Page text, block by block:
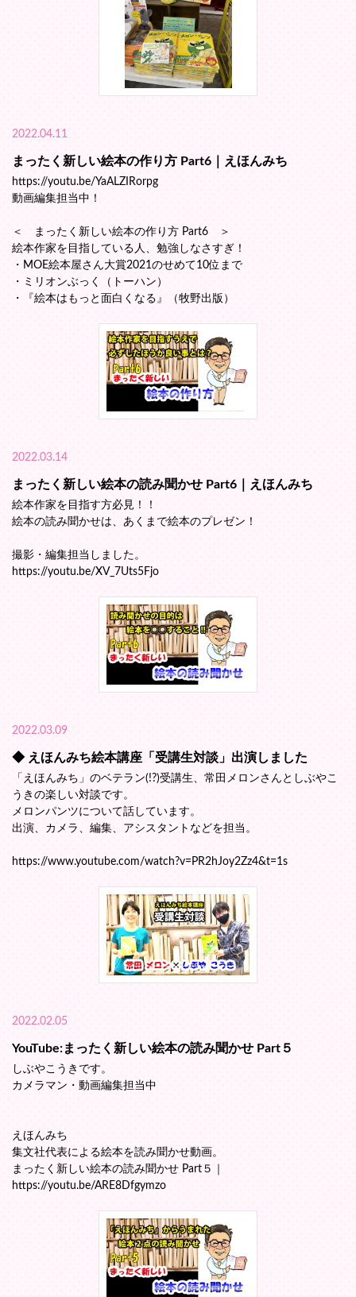
2022.04.11
まったく新しい絵本の作り方 Part6｜えほんみち
https://youtu.be/YaALZIRorpg
動画編集担当中！
＜ まったく新しい絵本の作り方 Part6 ＞
絵本作家を目指している人、勉強しなさすぎ！
・MOE絵本屋さん大賞2021のせめて10位まで
・ミリオンぶっく（トーハン）
・『絵本はもっと面白くなる』（牧野出版）
2022.03.14
まったく新しい絵本の読み聞かせ Part6｜えほんみち
絵本作家を目指す方必見！！
絵本の読み聞かせは、あくまで絵本のプレゼン！
撮影・編集担当しました。
https://youtu.be/XV_7Uts5Fjo
2022.03.09
◆ えほんみち絵本講座「受講生対談」出演しました
「えほんみち」のベテラン(!?)受講生、常田メロンさんとしぶやこ
うきの楽しい対談です。
メロンパンツについて話しています。
出演、カメラ、編集、アシスタントなどを担当。
https://www.youtube.com/watch?v=PR2hJoy2Zz4&t=1s
2022.02.05
YouTube:まったく新しい絵本の読み聞かせ Part５
しぶやこうきです。
カメラマン・動画編集担当中
えほんみち
集文社代表による絵本を読み聞かせ動画。
まったく新しい絵本の読み聞かせ Part５｜
https://youtu.be/ARE8Dfgymzo